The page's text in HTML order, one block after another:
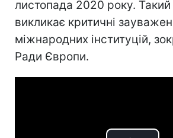
листопада 2020 року. Такий
викликає критичні
міжнародних інституцій,
Ради Європи.